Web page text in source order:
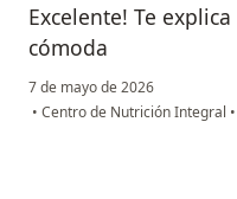
Excelente! Te
cómoda
7 de mayo de 2026
• Centro de Nutrición Integral •